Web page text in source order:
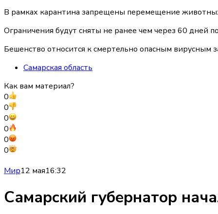
В рамках карантина запрещены перемещение
Ограничения будут сняты не ранее чем через 60 дней
Бешенство относится к смертельно опасным
Самарская область
Как вам материал?
0
0
0
0
0
0
Мир12 мая16:32
Самарский губернатор